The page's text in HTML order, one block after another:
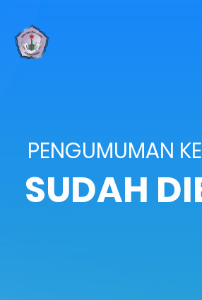
PENGUMUMAN
SUDAH